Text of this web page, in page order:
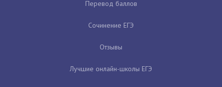
Перевод баллов
Сочинение ЕГЭ
Отзывы
Лучшие онлайн-школы ЕГЭ